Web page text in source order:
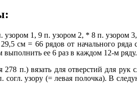
1, 9 п. узором 2, * 8 п. узором
см = 66 рядов от начального ряда
выполнить ее 6 раз в каждом 12-м ряду.
п.) вязать для отверстий для
согл. узору (= левая полочка). В